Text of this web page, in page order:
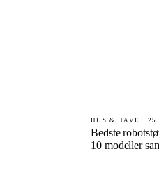
HUS & HAVE ·
Bedste
10 modeller